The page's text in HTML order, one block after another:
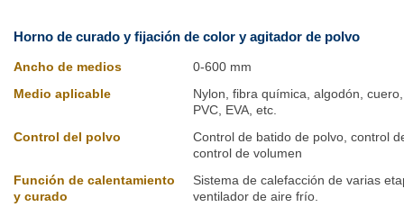
Horno de curado y fijación de color y agitador de polvo
Ancho de medios
0-600 mm
Medio aplicable
Nylon, fibra química, algodón,
PVC, EVA, etc.
Control del polvo
Control de batido de polvo, control
control de volumen
Función de calentamiento
y curado
Sistema de calefacción de varias
ventilador de aire frío.